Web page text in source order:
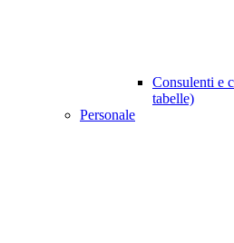
Consulenti e
tabelle)
Personale